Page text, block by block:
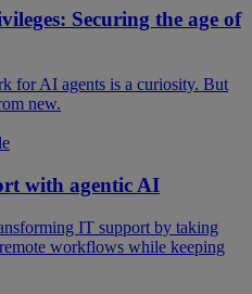
Securing the age of
for AI agents is a curiosity. But
new.
with agentic AI
IT support by taking
workflows while keeping